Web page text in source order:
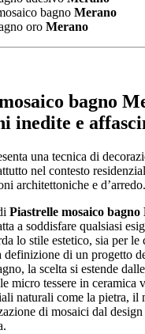
bagno Merano
oro Merano
bagno
inedite e
una tecnica di
nel contesto
architettoniche e d’arredo.
Piastrelle mosaico
a soddisfare qualsiasi
lo stile estetico, sia per le
definizione di un progetto
la scelta si estende
micro tessere in ceramica
naturali come la pietra, il
di mosaici dal